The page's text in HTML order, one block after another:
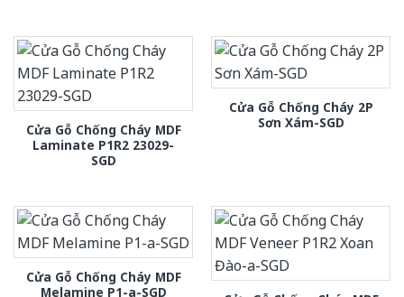
Cửa Gỗ Chống Cháy MDF
Laminate P1R2 23029-
SGD
Cửa Gỗ Chống Cháy 2P
Sơn Xám-SGD
Cửa Gỗ Chống Cháy MDF
Melamine P1-a-SGD